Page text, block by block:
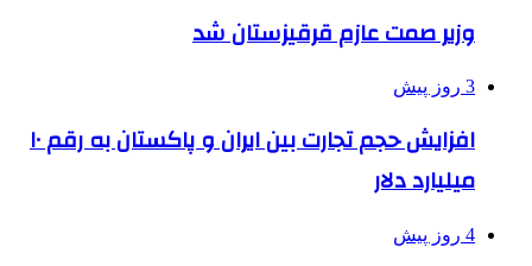
وزیر صمت عازم قرقیزستان شد
3 روز پیش
افزایش حجم تجارت بین ایران و پاکستان به رقم ۱۰
میلیارد دلار
4 روز پیش